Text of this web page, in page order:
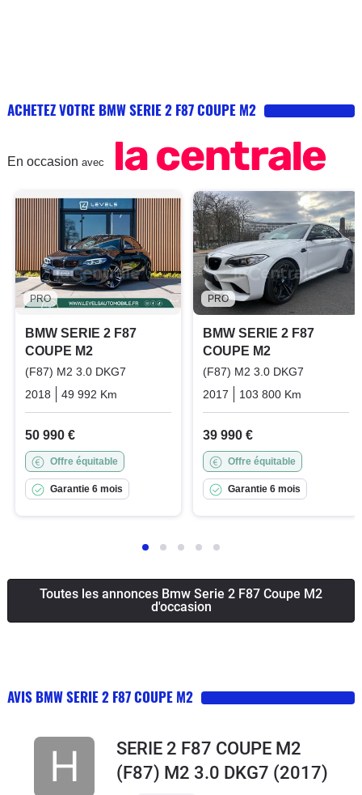
ACHETEZ VOTRE BMW SERIE 2 F87 COUPE M2
En occasion avec
PRO
BMW SERIE 2 F87
COUPE M2
(F87) M2 3.0 DKG7
2018
49 992 Km Essence
50 990 €
Offre équitable
Garantie 6 mois
PRO
BMW SERIE 2 F87
COUPE M2
(F87) M2 3.0 DKG7
2017
103 800 Km
39 990 €
Offre équitable
Garantie 6 mois
Toutes les annonces Bmw Serie 2 F87 Coupe M2
d'occasion
AVIS BMW SERIE 2 F87 COUPE M2
SERIE 2 F87 COUPE M2
(F87) M2 3.0 DKG7 (2017)